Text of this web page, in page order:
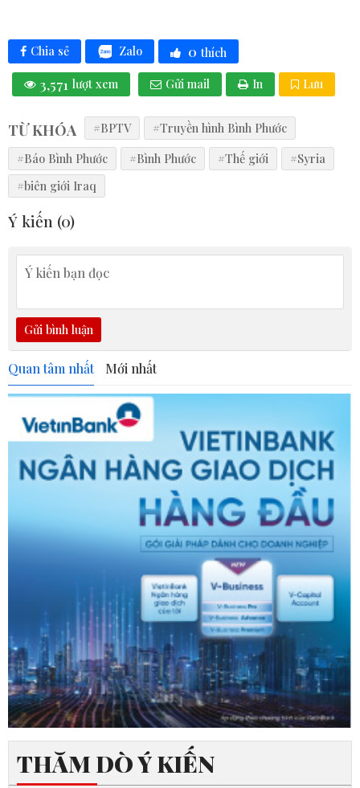
Chia sẻ Zalo 0 thích
3,571 lượt xem Gửi mail In Lưu
TỪ KHÓA #BPTV
#Truyền hình Bình Phước
#Báo Bình Phước
#Bình Phước #Thế giới
#Syria
#biên giới Iraq
Ý kiến (0)
Gửi bình luận
Quan tâm nhất Mới nhất
THĂM DÒ Ý KIẾN